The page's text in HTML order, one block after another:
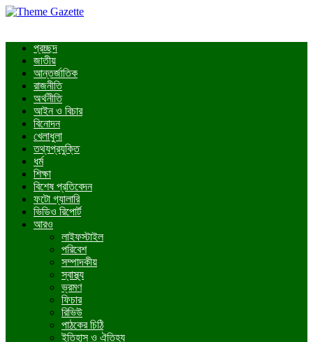
প্রচ্ছদ
জাতীয়
আন্তর্জাতিক
রাজনীতি
অর্থনীতি
আইন ও বিচার
বিনোদন
খেলাধুলা
তথ্যপ্রযুক্তি
ধর্ম
শিক্ষা
বিশেষ প্রতিবেদন
ফটো গ্যালারি
ভিডিও রিপোর্ট
আরও
লাইফস্টাইল
পরিবেশ
সম্পাদকীয়
স্বাস্থ্য
ভ্রমণ
ফিচার
রিভিউ
পাঠকের চিঠি
ইতিহাস ও ঐতিহ্য